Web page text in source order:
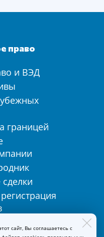
право
и ВЭД
границей
сайт, Вы соглашаетесь с